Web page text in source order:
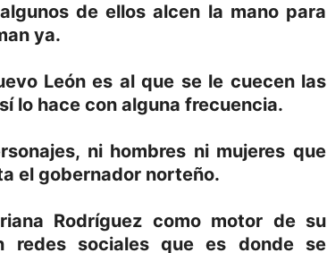
de ellos alcen la mano para
ya.
León es al que se le cuecen las
lo hace con alguna frecuencia.
ni hombres ni mujeres que
el gobernador norteño.
Rodríguez como motor de su
redes sociales que es donde se